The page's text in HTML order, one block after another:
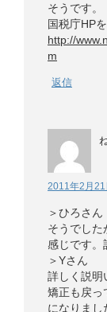
そうです。
国税庁HP
http://
m
返信
2011年2月
＞ひろさん
そうでした
感じです。
＞Yさん
詳しく説明
矯正も戻っ
になりま